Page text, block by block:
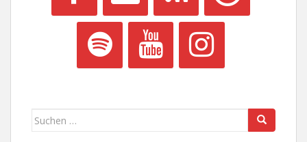
Suchen